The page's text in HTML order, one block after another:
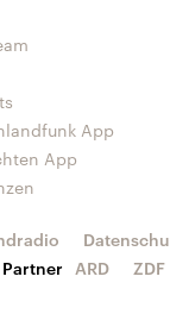
App
App
Partner
ARD ZDF